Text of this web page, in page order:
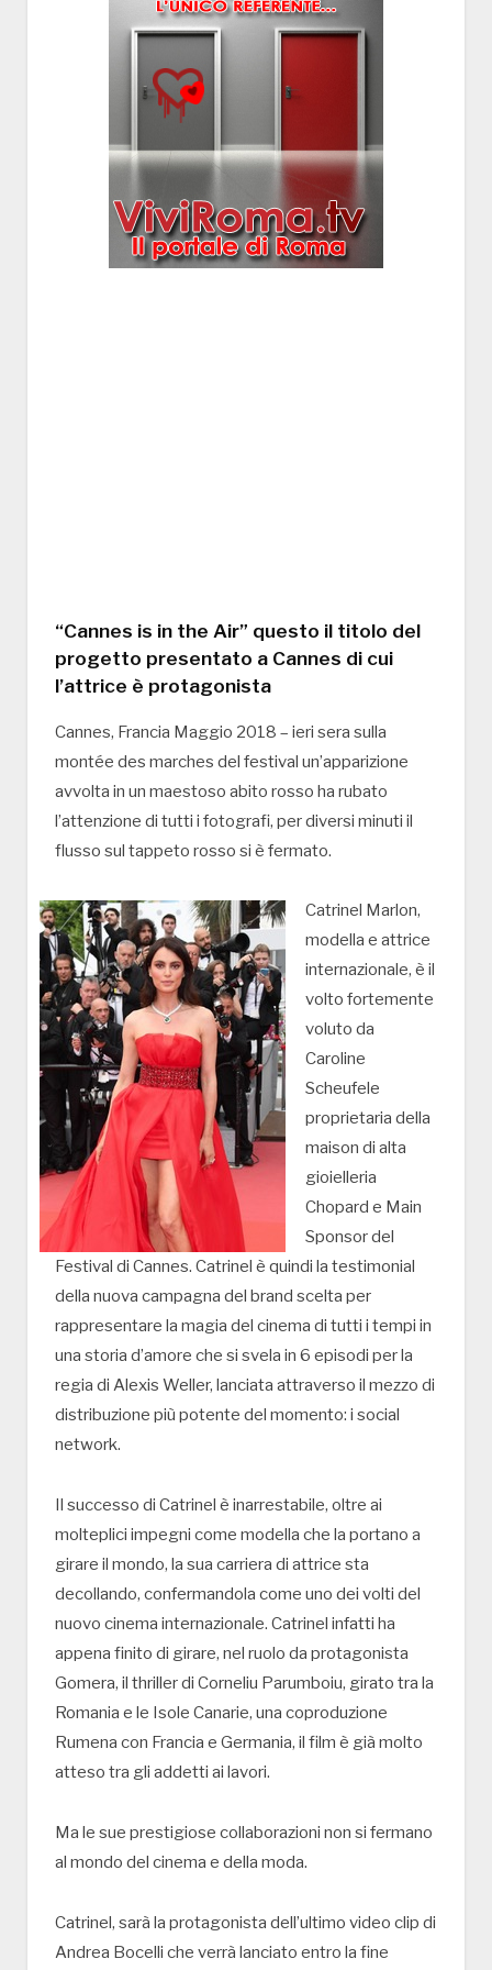
“Cannes is in the Air” questo il titolo del
progetto presentato a Cannes di cui
l’attrice è protagonista
Cannes, Francia Maggio 2018 – ieri sera sulla
montée des marches del festival un’apparizione
avvolta in un maestoso abito rosso ha rubato
l’attenzione di tutti i fotografi, per diversi minuti il
flusso sul tappeto rosso si è fermato.
Catrinel Marlon,
modella e attrice
internazionale, è il
volto fortemente
voluto da
Caroline
Scheufele
proprietaria della
maison di alta
gioielleria
Chopard e Main
Sponsor del
Festival di Cannes. Catrinel è quindi la testimonial
della nuova campagna del brand scelta per
rappresentare la magia del cinema di tutti i tempi in
una storia d’amore che si svela in 6 episodi per la
regia di Alexis Weller, lanciata attraverso il mezzo di
distribuzione più potente del momento: i social
network.
Il successo di Catrinel è inarrestabile, oltre ai
molteplici impegni come modella che la portano a
girare il mondo, la sua carriera di attrice sta
decollando, confermandola come uno dei volti del
nuovo cinema internazionale. Catrinel infatti ha
appena finito di girare, nel ruolo da protagonista
Gomera, il thriller di Corneliu Parumboiu, girato tra la
Romania e le Isole Canarie, una coproduzione
Rumena con Francia e Germania, il film è già molto
atteso tra gli addetti ai lavori.
Ma le sue prestigiose collaborazioni non si fermano
al mondo del cinema e della moda.
Catrinel, sarà la protagonista dell’ultimo video clip di
Andrea Bocelli che verrà lanciato entro la fine